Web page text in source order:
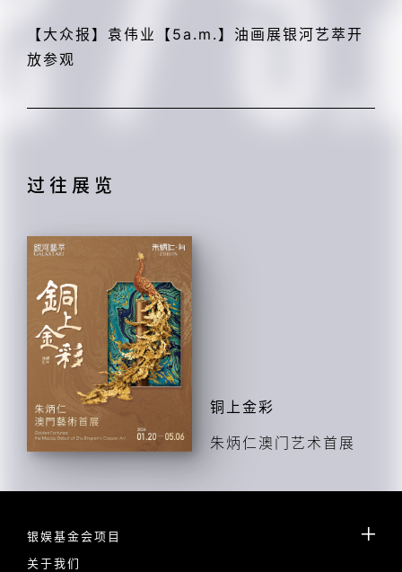
【大众报】袁伟业【5a.m.】油画展银河艺萃开
放参观
过往展览
铜上金彩
朱炳仁澳门艺术首展
银娱基金会项目
关于我们